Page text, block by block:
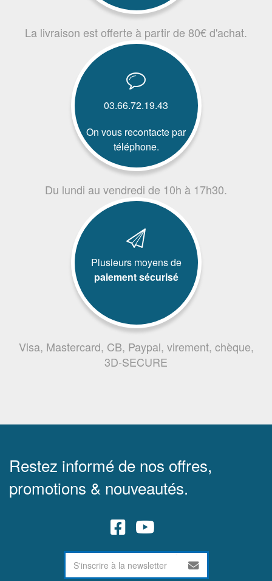
La livraison est offerte à partir de 80€ d'achat.
03.66.72.19.43
On vous recontacte par
téléphone.
Du lundi au vendredi de 10h à 17h30.
Plusieurs moyens de
paiement sécurisé
Visa, Mastercard, CB, Paypal, virement, chèque,
3D-SECURE
Restez informé de nos offres,
promotions & nouveautés.